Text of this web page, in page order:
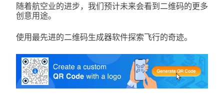
随着航空业的进步，我们预计未来会看到二维码的更多
创意用途。
使用最先进的二维码生成器软件探索飞行的奇迹。